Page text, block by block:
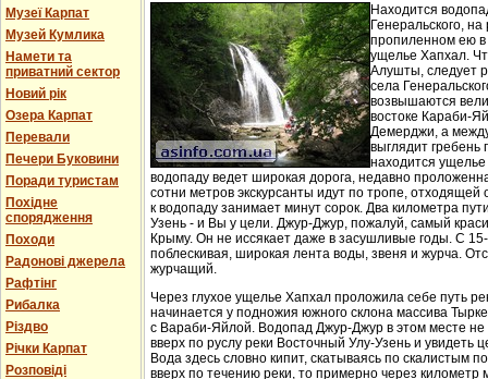
Музеї Карпат
Музей Кумлика
Намети та
приватний сектор
Новий рік
Озера Карпат
Перевали
Печери Буковини
Поради туристам
Похідне
спорядження
Походи
Радонові джерела
Рафтінг
Рибалка
Різдво
Річки Карпат
Розповіді
Находится
Генеральского,
пропиленном ею в
ущелье Хапхал.
Алушты, следует
села
возвышаются
востоке Караби-
Демерджи, а
выглядит гребень
находится
водопаду ведет широкая дорога, недавно
сотни метров экскурсанты идут по тропе, отходящей
к водопаду занимает минут сорок. Два километра
Узень - и Вы у цели. Джур-Джур, пожалуй, самый
Крыму. Он не иссякает даже в засушливые годы. С
поблескивая, широкая лента воды, звеня и журча.
журчащий.
Через глухое ущелье Хапхал проложила себе путь
начинается у подножия южного склона массива
с Вараби-Яйлой. Водопад Джур-Джур в этом месте
вверх по руслу реки Восточный Улу-Узень и увидеть
Вода здесь словно кипит, скатываясь по скалистым
вверх по течению реки, то примерно через километр